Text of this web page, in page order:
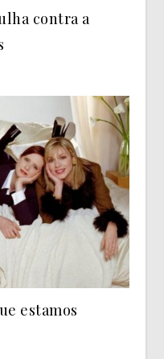
contra a
estamos